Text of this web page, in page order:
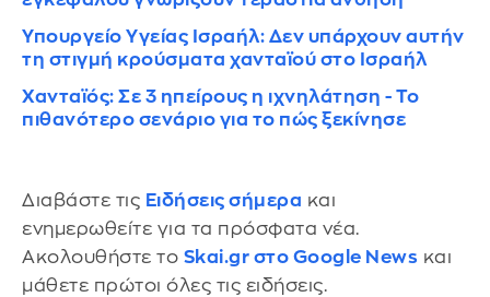
Υπουργείο Υγείας Ισραήλ: Δεν υπάρχουν αυτήν
τη στιγμή κρούσματα χανταϊού στο Ισραήλ
Χανταϊός: Σε 3 ηπείρους η ιχνηλάτηση - Το
πιθανότερο σενάριο για το πώς ξεκίνησε
Διαβάστε τις Ειδήσεις σήμερα και
ενημερωθείτε για τα πρόσφατα νέα.
Ακολουθήστε το Skai.gr στο Google News και
μάθετε πρώτοι όλες τις ειδήσεις.